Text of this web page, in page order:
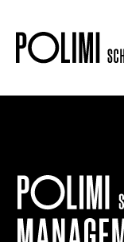
Ranking
Strategic